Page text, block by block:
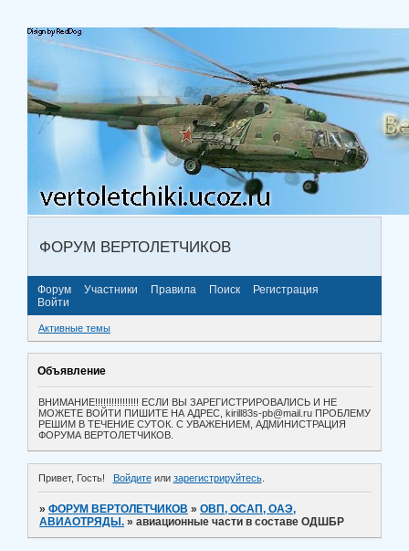
ФОРУМ ВЕРТОЛЕТЧИКОВ
Форум Участники Правила Поиск
Регистрация
Войти
Активные темы
Объявление
ВНИМАНИЕ!!!!!!!!!!!!!!!! ЕСЛИ ВЫ ЗАРЕГИСТРИРОВАЛИСЬ И НЕ
МОЖЕТЕ ВОЙТИ ПИШИТЕ НА АДРЕС, kirill83s-pb@mail.ru ПРОБЛЕМУ
РЕШИМ В ТЕЧЕНИЕ СУТОК. С УВАЖЕНИЕМ, АДМИНИСТРАЦИЯ
ФОРУМА ВЕРТОЛЕТЧИКОВ.
Привет, Гость! Войдитеили зарегистрируйтесь.
»ФОРУМ ВЕРТОЛЕТЧИКОВ »ОВП, ОСАП, ОАЭ,
АВИАОТРЯДЫ. »авиационные части в составе ОДШБР